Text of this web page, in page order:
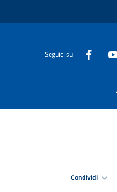
Seguici su
Condividi